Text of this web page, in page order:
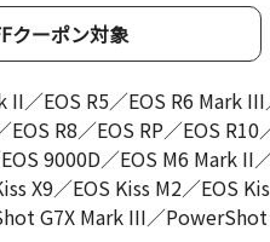
クーポン対象
／EOS R5／EOS R6 Mark
R8／EOS RP／EOS
9000D／EOS M6 Mark II
X9／EOS Kiss M2／EOS
G7X Mark III／PowerShot